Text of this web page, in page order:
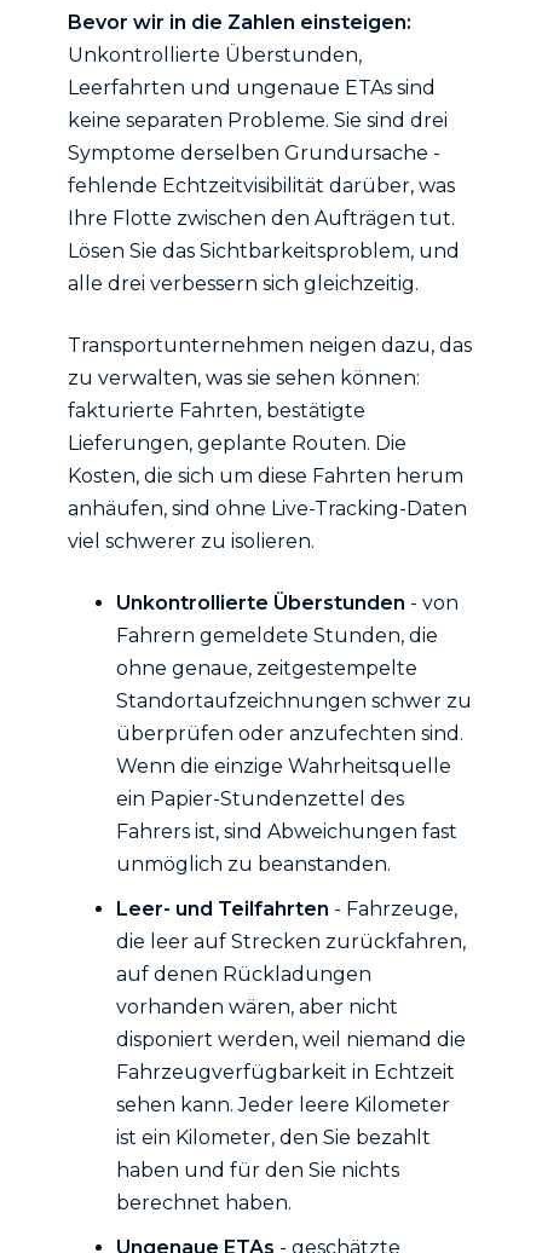
Bevor wir in die Zahlen einsteigen:
Unkontrollierte Überstunden,
Leerfahrten und ungenaue ETAs sind
keine separaten Probleme. Sie sind drei
Symptome derselben Grundursache -
fehlende Echtzeitvisibilität darüber, was
Ihre Flotte zwischen den Aufträgen tut.
Lösen Sie das Sichtbarkeitsproblem, und
alle drei verbessern sich gleichzeitig.
Transportunternehmen neigen dazu, das
zu verwalten, was sie sehen können:
fakturierte Fahrten, bestätigte
Lieferungen, geplante Routen. Die
Kosten, die sich um diese Fahrten herum
anhäufen, sind ohne Live-Tracking-Daten
viel schwerer zu isolieren.
Unkontrollierte Überstunden - von
Fahrern gemeldete Stunden, die
ohne genaue, zeitgestempelte
Standortaufzeichnungen schwer zu
überprüfen oder anzufechten sind.
Wenn die einzige Wahrheitsquelle
ein Papier-Stundenzettel des
Fahrers ist, sind Abweichungen fast
unmöglich zu beanstanden.
Leer- und Teilfahrten - Fahrzeuge,
die leer auf Strecken zurückfahren,
auf denen Rückladungen
vorhanden wären, aber nicht
disponiert werden, weil niemand die
Fahrzeugverfügbarkeit in Echtzeit
sehen kann. Jeder leere Kilometer
ist ein Kilometer, den Sie bezahlt
haben und für den Sie nichts
berechnet haben.
Ungenaue ETAs - geschätzte